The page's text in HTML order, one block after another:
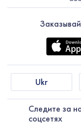
Следите за
соцсетях
Ukr